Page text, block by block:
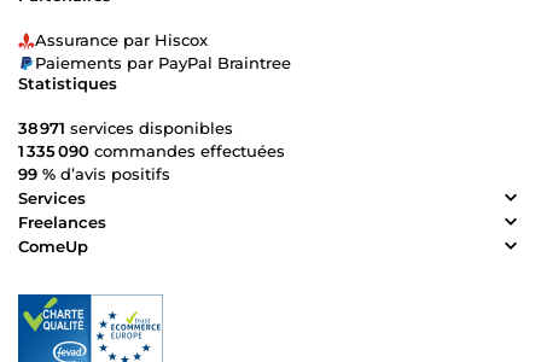
Assurance par Hiscox
Paiements par PayPal Braintree
Statistiques
38 971 services disponibles
1 335 090 commandes effectuées
99 % d’avis positifs
Services
Freelances
ComeUp